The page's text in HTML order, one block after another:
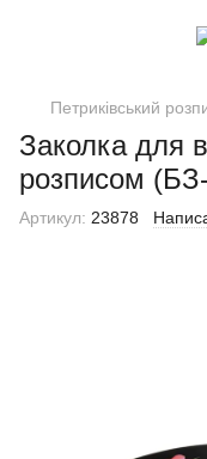
Петриківський
Заколка для
розписом
Артикул: 23878